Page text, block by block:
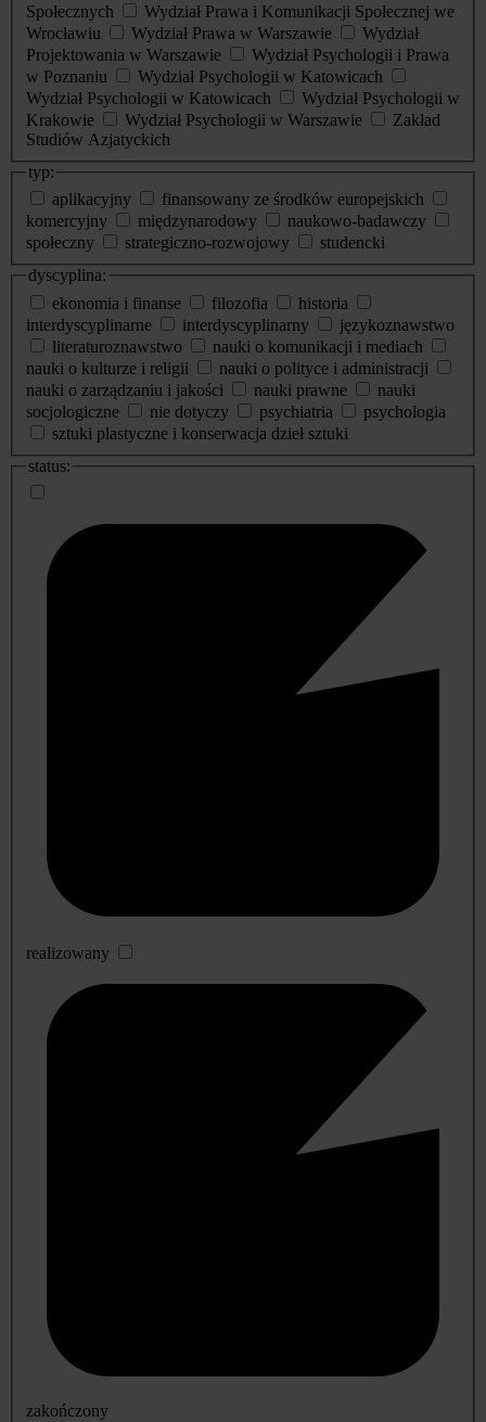
Społecznych
Wydział Prawa i Komunikacji Społecznej we
Wrocławiu
Wydział Prawa w Warszawie
Wydział
Projektowania w Warszawie
Wydział Psychologii i Prawa
w Poznaniu
Wydział Psychologii w Katowicach
Wydział Psychologii w Katowicach
Wydział Psychologii w
Krakowie
Wydział Psychologii w Warszawie
Zakład
Studiów Azjatyckich
typ:
aplikacyjny
finansowany ze środków europejskich
komercyjny
międzynarodowy
naukowo-badawczy
społeczny
strategiczno-rozwojowy
studencki
dyscyplina:
ekonomia i finanse
filozofia
historia
interdyscyplinarne
interdyscyplinarny
językoznawstwo
literaturoznawstwo
nauki o komunikacji i mediach
nauki o kulturze i religii
nauki o polityce i administracji
nauki o zarządzaniu i jakości
nauki prawne
nauki
socjologiczne
nie dotyczy psychiatria
psychologia
sztuki plastyczne i konserwacja dzieł sztuki
status:
realizowany
zakończony